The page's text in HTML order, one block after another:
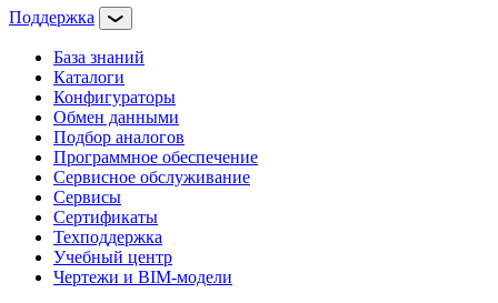
Поддержка
База знаний
Каталоги
Конфигураторы
Обмен данными
Подбор аналогов
Программное обеспечение
Сервисное обслуживание
Сервисы
Сертификаты
Техподдержка
Учебный центр
Чертежи и BIM-модели